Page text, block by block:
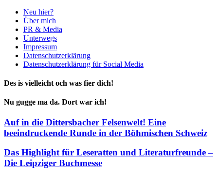
Neu hier?
Über mich
PR & Media
Unterwegs
Impressum
Datenschutzerklärung
Datenschutzerklärung für Social Media
Des is vielleicht och was fier dich!
Nu gugge ma da. Dort war ich!
Auf in die Dittersbacher Felsenwelt! Eine
beeindruckende Runde in der Böhmischen Schweiz
Das Highlight für Leseratten und Literaturfreunde –
Die Leipziger Buchmesse